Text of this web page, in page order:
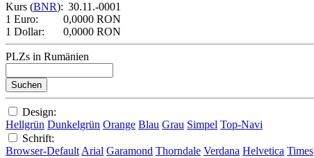
Kurs (BNR): 30.11.-0001
1 Euro:
0,0000 RON
1 Dollar:
0,0000 RON
PLZs in Rumänien
Design:
Hellgrün Dunkelgrün Orange Blau Grau Simpel Top-Navi
Schrift:
Browser-Default Arial Garamond Thorndale Verdana Helvetica Times